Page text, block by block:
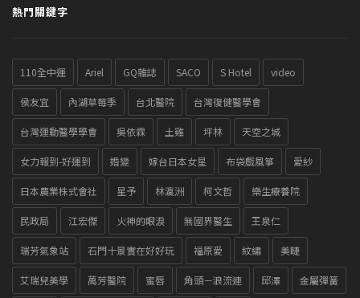
熱門關鍵字
110全中運 Ariel GQ雜誌 SACO S Hotel video
侯友宜 內湖草莓季 台北醫院 台灣復健醫學會
台灣運動醫學學會 吳依霖 土雞 坪林 天空之城
女力報到-好運到 婚變 嫁台日本女星 布袋戲風箏 愛紗
日本農業株式會社 星予 林瀛洲 柯文哲 樂生療養院
民政局 江宏傑 火神的眼淚 無國界醫生 王泉仁
瑞芳氣象站 石門十景實在好好玩 福原愛 紋繡 美睫
艾瑞兒美學 萬芳醫院 蜜唇 角頭－浪流連 邱澤 金屬彈簧